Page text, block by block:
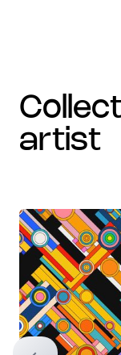
collections with the
artist